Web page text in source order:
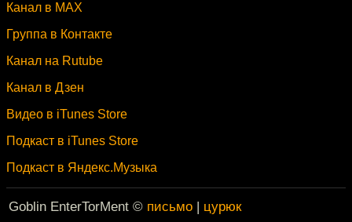
Канал в MAX
Группа в Контакте
Канал на Rutube
Канал в Дзен
Видео в iTunes Store
Подкаст в iTunes Store
Подкаст в Яндекс.Музыка
Goblin EnterTorMent © письмо | цурюк